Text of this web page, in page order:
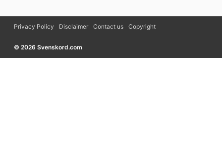
Privacy Policy Disclaimer Contact us Copyright
© 2026 Svenskord.com